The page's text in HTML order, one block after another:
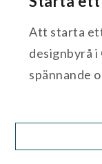
Att starta
designbyrå i
spännande
for: